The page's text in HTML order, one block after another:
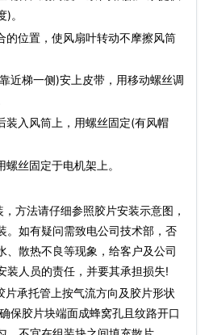
。
位置，使风扇叶转动不摩擦风筒
梯一侧)安上皮带，用移动螺丝调
入风筒上，用螺丝固定(有风帽
丝固定于电机架上。
法请仔细参照胶片安装示意图，
。如有疑问需致电公司技术部，否
、散热不良等现象，给客户及公司
装人员的责任，并要其承担损失!
承托管上按气流方向及胶片形状
保胶片块端面成蜂窝孔且纹路开口